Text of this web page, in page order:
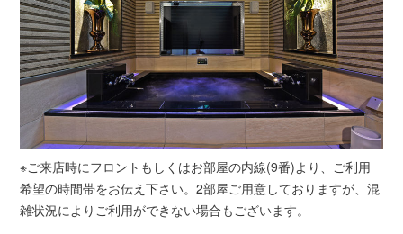
※ご来店時にフロントもしくはお部屋の内線(9番)より、ご利用
希望の時間帯をお伝え下さい。2部屋ご用意しておりますが、混
雑状況によりご利用ができない場合もございます。